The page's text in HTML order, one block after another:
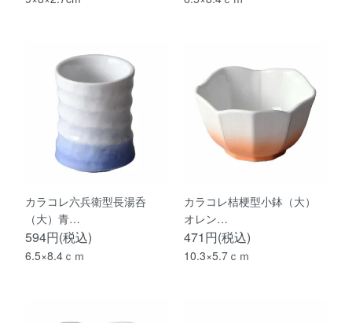
カラコレ六兵衛型長湯呑
（大）青…
594円(税込)
6.5×8.4ｃｍ
カラコレ桔梗型小鉢（大）
オレン…
471円(税込)
10.3×5.7ｃｍ